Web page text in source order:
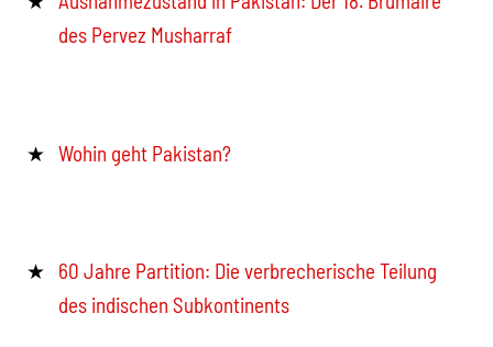
des Pervez Musharraf
Wohin geht Pakistan?
60 Jahre Partition: Die verbrecherische Teilung
des indischen Subkontinents